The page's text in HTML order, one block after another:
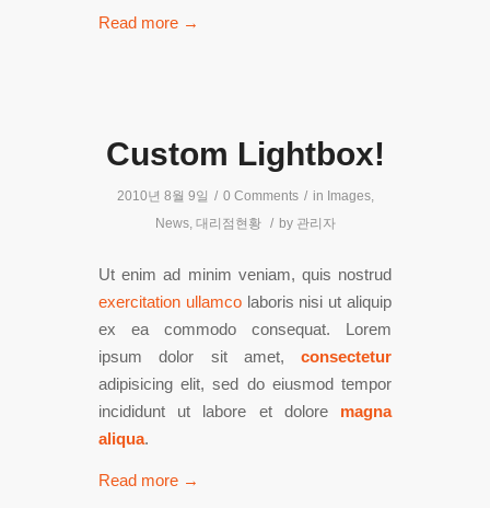
Read more →
Custom Lightbox!
2010년 8월 9일 / 0 Comments / in Images,
News, 대리점현황 / by 관리자
Ut enim ad minim veniam, quis nostrud
exercitation ullamcolaboris nisi ut aliquip
ex ea commodo consequat. Lorem
ipsum dolor sit amet, consectetur
adipisicing elit, sed do eiusmod tempor
incididunt ut labore et dolore magna
aliqua.
Read more →